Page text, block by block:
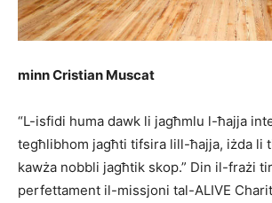
minn Cristian Muscat
“L-isfidi huma dawk li jagħmlu l-ħajja
tegħlibhom jagħti tifsira lill-ħajja, iżda li
kawża nobbli jagħtik skop.” Din il-frażi
perfettament il-missjoni tal-ALIVE